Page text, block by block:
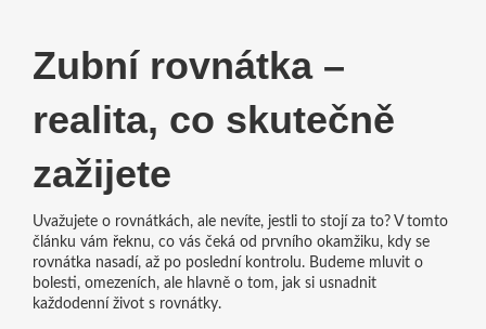
Zubní rovnátka –
realita, co skutečně
zažijete
Uvažujete o rovnátkách, ale nevíte, jestli to stojí za to? V tomto
článku vám řeknu, co vás čeká od prvního okamžiku, kdy se
rovnátka nasadí, až po poslední kontrolu. Budeme mluvit o
bolesti, omezeních, ale hlavně o tom, jak si usnadnit
každodenní život s rovnátky.